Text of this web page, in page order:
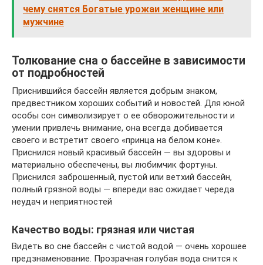
чему снятся Богатые урожаи женщине или
мужчине
Толкование сна о бассейне в зависимости
от подробностей
Приснившийся бассейн является добрым знаком,
предвестником хороших событий и новостей. Для юной
особы сон символизирует о ее обворожительности и
умении привлечь внимание, она всегда добивается
своего и встретит своего «принца на белом коне».
Приснился новый красивый бассейн — вы здоровы и
материально обеспечены, вы любимчик фортуны.
Приснился заброшенный, пустой или ветхий бассейн,
полный грязной воды — впереди вас ожидает череда
неудач и неприятностей
Качество воды: грязная или чистая
Видеть во сне бассейн с чистой водой — очень хорошее
предзнаменование. Прозрачная голубая вода снится к